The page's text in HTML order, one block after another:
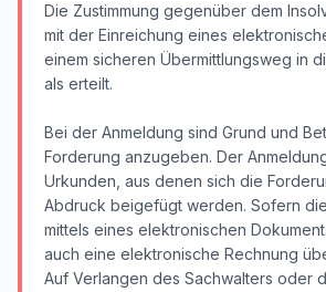
Die Zustimmung gegenüber dem
mit der Einreichung eines
einem sicheren Übermittlungsweg in
als erteilt.
Bei der Anmeldung sind Grund und
Forderung anzugeben. Der
Urkunden, aus denen sich die
Abdruck beigefügt werden. Sofern
mittels eines elektronischen
auch eine elektronische Rechnung
Auf Verlangen des Sachwalters oder